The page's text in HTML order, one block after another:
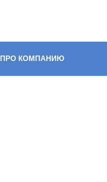
ПРО КОМПАНИЮ